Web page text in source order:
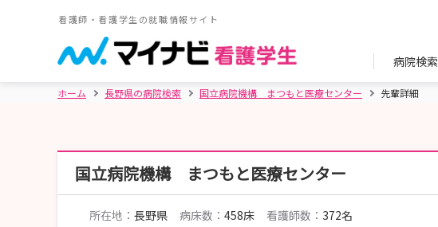
看護師・看護学生の就職情報サイト
病院検索
ホーム 長野県の病院検索 国立病院機構 まつもと医療センター 先輩詳細
国立病院機構 まつもと医療センター
所在地： 長野県 病床数： 458床 看護師数： 372名